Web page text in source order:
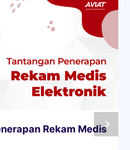
Rekam Medis